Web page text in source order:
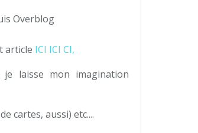
Overblog
article ICI ICI CI,
laisse mon imagination
cartes, aussi) etc....